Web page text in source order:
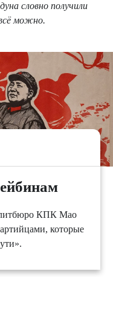
словно получили
можно.
КПК Мао
которые